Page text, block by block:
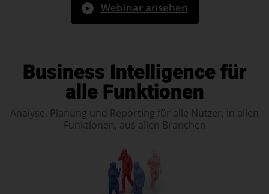
Webinar ansehen
Business Intelligence für
alle Funktionen
Analyse, Planung und Reporting für alle Nutzer, in allen
Funktionen, aus allen Branchen